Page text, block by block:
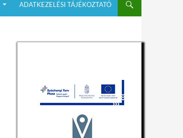
ADATKEZELÉSI TÁJÉKOZTATÓ